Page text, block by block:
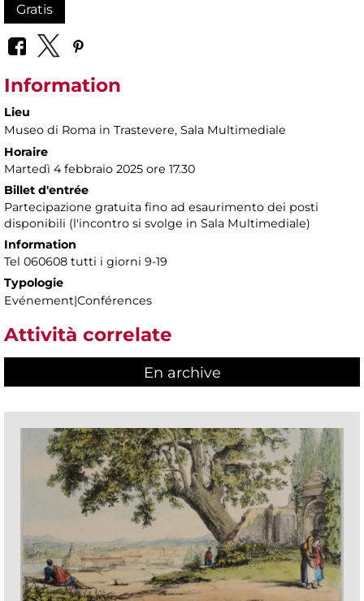
Gratis
Information
Lieu
Museo di Roma in Trastevere, Sala Multimediale
Horaire
Martedì 4 febbraio 2025 ore 17.30
Billet d'entrée
Partecipazione gratuita fino ad esaurimento dei posti
disponibili (l'incontro si svolge in Sala Multimediale)
Information
Tel 060608 tutti i giorni 9-19
Typologie
Evénement|Conférences
Attività correlate
En archive